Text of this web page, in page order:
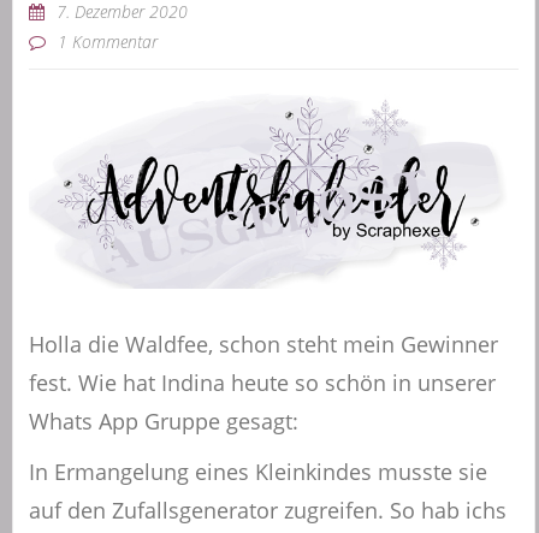
7. Dezember 2020
1 Kommentar
Holla die Waldfee, schon steht mein Gewinner
fest. Wie hat Indina heute so schön in unserer
Whats App Gruppe gesagt:
In Ermangelung eines Kleinkindes musste sie
auf den Zufallsgenerator zugreifen. So hab ichs